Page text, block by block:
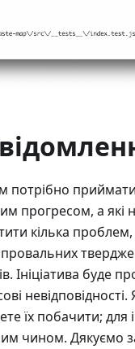
потрібно
прогресом, а
кілька проблем,
провальних
Ініціатива буде
їх побачити; для
чином. Дякуємо